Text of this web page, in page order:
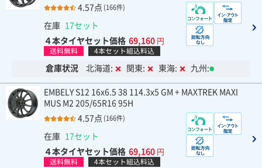
4.57点 (166件)
在庫 17セット
４本タイヤセット価格 69,160 円
送料無料 4本セット組込料込
倉庫状況 北海道: 関東: 東海: 九州:
EMBELY S12 16x6.5 38 114.3x5 GM + MAXTREK MAXI
MUS M2 205/65R16 95H
4.57点 (166件)
在庫 17セット
４本タイヤセット価格 69,160 円
送料無料 4本セット組込料込